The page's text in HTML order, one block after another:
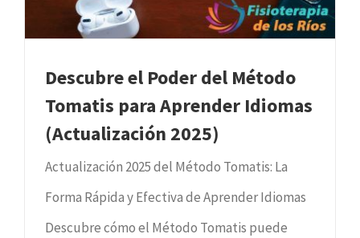
Descubre el Poder del Método
Tomatis para Aprender Idiomas
(Actualización 2025)
Actualización 2025 del Método Tomatis: La
Forma Rápida y Efectiva de Aprender Idiomas
Descubre cómo el Método Tomatis puede